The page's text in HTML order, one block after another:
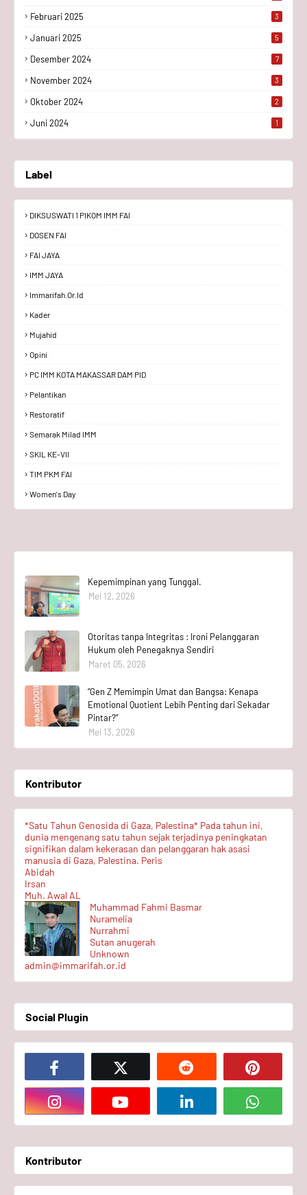
Februari 2025
3
Januari 2025 5
Desember 2024 7
November 2024 3
Oktober 2024 2
Juni 2024 1
Label
DIKSUSWATI 1 PIKOM IMM FAI
DOSEN FAI
FAI JAYA
IMM JAYA
Immarifah.or.id
Kader
Mujahid
Opini
PC IMM KOTA MAKASSAR DAM PID
Pelantikan
Restoratif
Semarak Milad IMM
SKIL KE-VII
TIM PKM FAI
Women's Day
Kepemimpinan yang Tunggal.
Mei 12, 2026
Otoritas tanpa Integritas : Ironi Pelanggaran
Hukum oleh Penegaknya Sendiri
Maret 05, 2026
“Gen Z Memimpin Umat dan Bangsa: Kenapa
Emotional Quotient Lebih Penting dari Sekadar
Pintar?”
Mei 13, 2026
Kontributor
*Satu Tahun Genosida di Gaza, Palestina* Pada tahun ini,
dunia mengenang satu tahun sejak terjadinya peningkatan
signifikan dalam kekerasan dan pelanggaran hak asasi
manusia di Gaza, Palestina. Peris
Abidah
Irsan
Muh. Awal AL
Muhammad Fahmi Basmar
Nuramelia
Nurrahmi
Sutan anugerah
Unknown
admin@immarifah.or.id
Social Plugin
Kontributor